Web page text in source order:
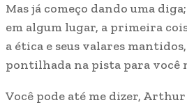
Mas já começo dando uma
em algum lugar, a primeira
a ética e seus valares
pontilhada na pista para você
Você pode até me dizer,